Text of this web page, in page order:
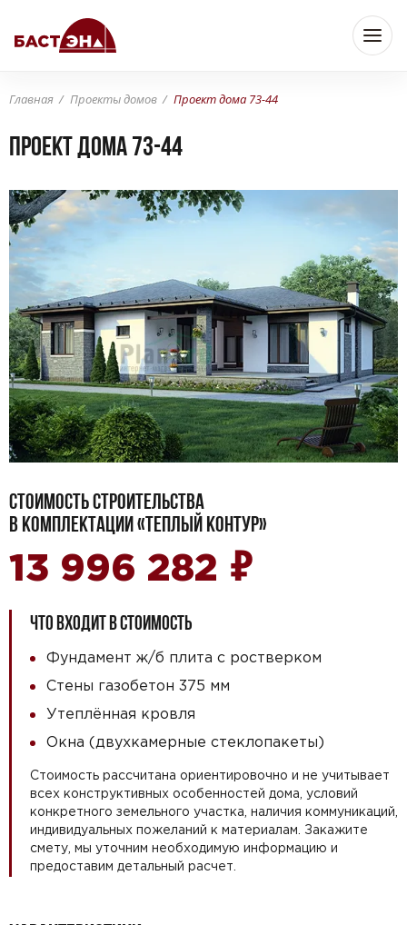
Главная Проекты домов Проект дома 73-44
Проект дома 73-44
СТОИМОСТЬ СТРОИТЕЛЬСТВА
В КОМПЛЕКТАЦИИ «ТЕПЛЫЙ КОНТУР»
13 996 282 ₽
ЧТО ВХОДИТ В СТОИМОСТЬ
Фундамент ж/б плита с ростверком
Стены газобетон 375 мм
Утеплённая кровля
Окна (двухкамерные стеклопакеты)
Стоимость рассчитана ориентировочно и не учитывает
всех конструктивных особенностей дома, условий
конкретного земельного участка, наличия коммуникаций,
индивидуальных пожеланий к материалам. Закажите
смету, мы уточним необходимую информацию и
предоставим детальный расчет.